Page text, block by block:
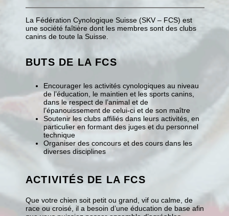
La Fédération Cynologique Suisse (SKV – FCS) est
une société faîtière dont les membres sont des clubs
canins de toute la Suisse.
BUTS DE LA FCS
Encourager les activités cynologiques au niveau
de l’éducation, le maintien et les sports canins,
dans le respect de l’animal et de
l’épanouissement de celui-ci et de son maître
Soutenir les clubs affiliés dans leurs activités, en
particulier en formant des juges et du personnel
technique
Organiser des concours et des cours dans les
diverses disciplines
ACTIVITÉS DE LA FCS
Que votre chien soit petit ou grand, vif ou calme, de
race ou croisé, il a besoin d’une éducation de base afin